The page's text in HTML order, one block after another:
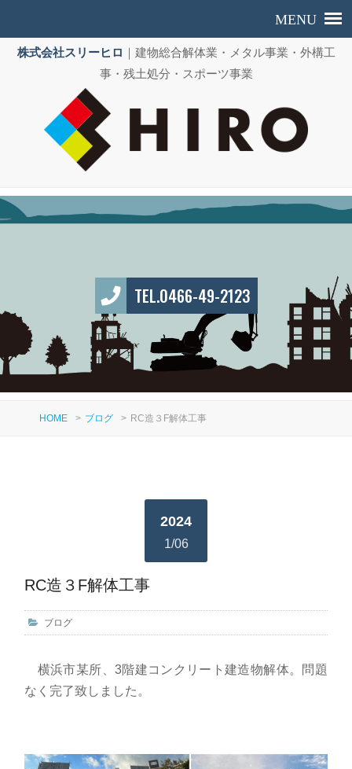
株式会社スリーヒロ ｜建物総合解体業・メタル事業・外構工
事・残土処分・スポーツ事業
TEL.0466-49-2123
HOME > ブログ > RC造３F解体工事
2024
1/06
RC造３F解体工事
ブログ
横浜市某所、3階建コンクリート建造物解体。問題
なく完了致しました。